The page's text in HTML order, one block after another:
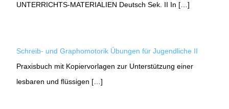
UNTERRICHTS-MATERIALIEN Deutsch Sek. II In […]
Schreib- und Graphomotorik Übungen für Jugendliche II
Praxisbuch mit Kopiervorlagen zur Unterstützung einer
lesbaren und flüssigen […]